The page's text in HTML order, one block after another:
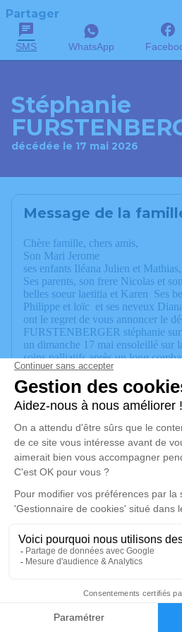
Faire-part
Partager
SMS WhatsApp
Stéphanie
décédée le 17 mai 2026
Message de la
Chère famille, chers amis,
Son Mari Jerome
ses enfants Iléana Julien et Mathias,
Ses parents, son frere Nicolas et
belles soeur laetitia et Karen Ses
Philippe et loïc et ses neveux
ont le regret de vous annoncer le
FURSTENBERGER stéphanie
un dimanche 17 mai ensoleillé sur
soins palliatifs après un long
endormi paisiblement
nos remerciements vont a
infirmier Libéral et tout les
palliatifs qui ont su l’accompagner
souffrance pour ce dernier voyage.
La cérémonie se déroulera le
à l’adresse suivante : Eglise de
Bonneville.
Nous vous invitons à utiliser cet
condoléances, partager des photos
Un service de plantation d’arbre